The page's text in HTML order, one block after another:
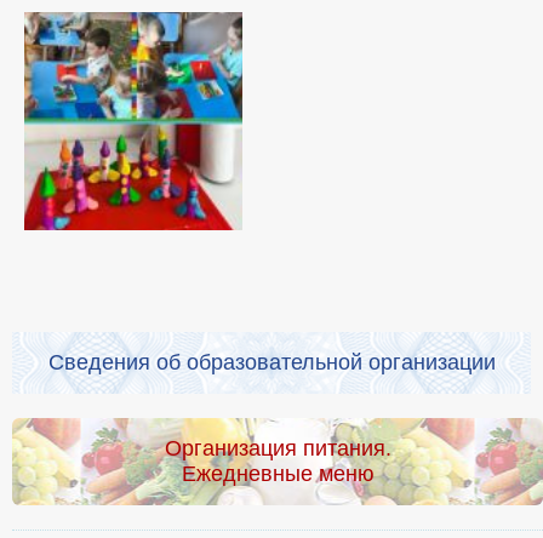
Сведения об образовательной организации
Организация питания.
Ежедневные меню